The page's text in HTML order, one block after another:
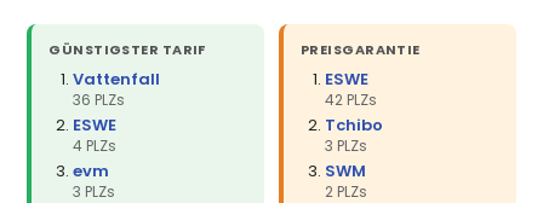
GÜNSTIGSTER TARIF
Vattenfall
36 PLZs
ESWE
4 PLZs
evm
3 PLZs
PREISGARANTIE
ESWE
42 PLZs
Tchibo
3 PLZs
SWM
2 PLZs